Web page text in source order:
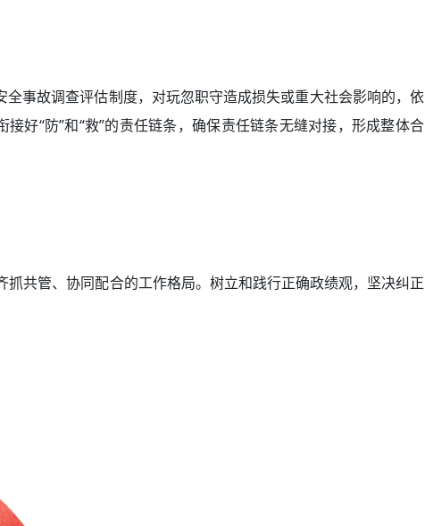
事故调查评估制度，对玩忽职守造成损失或重大社会影响的，依
好“防”和“救”的责任链条，确保责任链条无缝对接，形成整体合
共管、协同配合的工作格局。树立和践行正确政绩观，坚决纠正